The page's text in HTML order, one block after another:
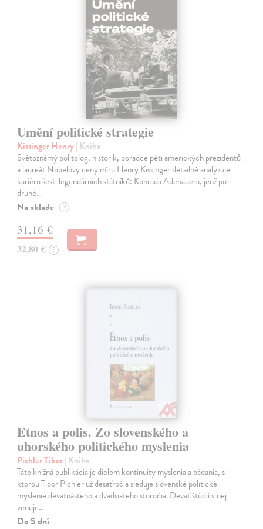
Umění politické strategie
Kissinger Henry| Kniha
Světoznámý politolog, historik, poradce pěti amerických prezidentů
a laureát Nobelovy ceny míru Henry Kissinger detailně analyzuje
kariéru šesti legendárních státníků: Konrada Adenauera, jenž po
druhé…
Na sklade ?
31,16 €
32,80 € ?
Etnos a polis. Zo slovenského a
uhorského politického myslenia
Pichler Tibor| Kniha
Táto knižná publikácia je dielom kontinuity myslenia a bádania, s
ktorou Tibor Pichler už desaťročia sleduje slovenské politické
myslenie devätnásteho a dvadsiateho storočia. Deväť štúdií v nej
venuje…
Do 5 dní